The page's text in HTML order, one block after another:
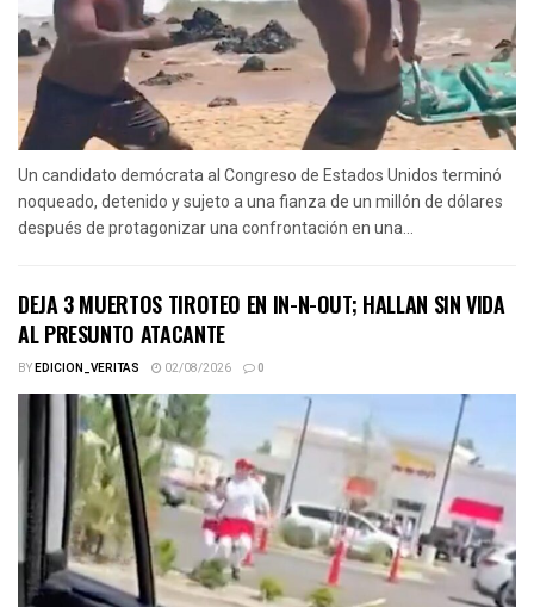
Un candidato demócrata al Congreso de Estados Unidos terminó
noqueado, detenido y sujeto a una fianza de un millón de dólares
después de protagonizar una confrontación en una...
DEJA 3 MUERTOS TIROTEO EN IN-N-OUT; HALLAN SIN VIDA
AL PRESUNTO ATACANTE
BYEDICION_VERITAS 02/08/2026 0